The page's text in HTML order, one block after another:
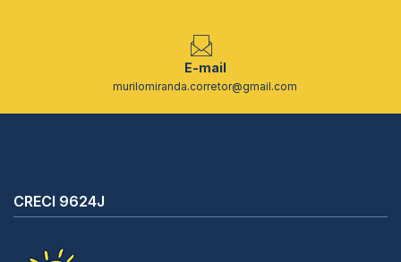
E-mail
murilomiranda.corretor@gmail.com
CRECI 9624J